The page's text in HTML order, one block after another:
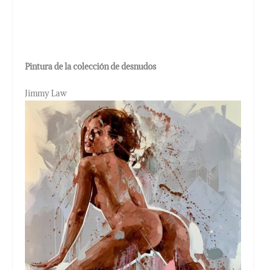
Pintura de la colección de desnudos
Jimmy Law